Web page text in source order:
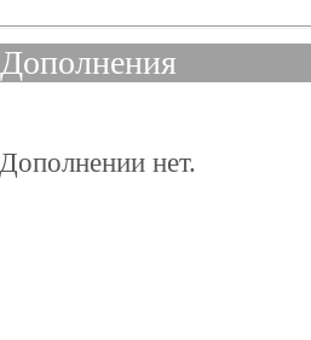
Дополнения
Дополнении нет.